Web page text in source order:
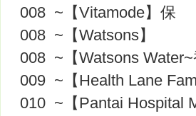
008 ~【Vitamode】保
008 ~【Watsons】
008 ~【Watsons
009 ~【Health Lane
010 ~【Pantai Hospital